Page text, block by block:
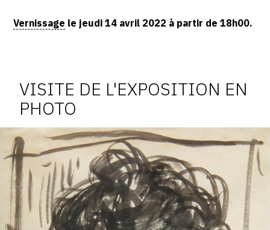
Vernissage le jeudi 14 avril 2022 à partir de 18h00.
l'exposition
VISITE DE L'EXPOSITION EN
PHOTO